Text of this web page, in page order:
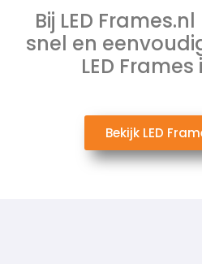
Bij LED
snel en
LED
Bekijk LED